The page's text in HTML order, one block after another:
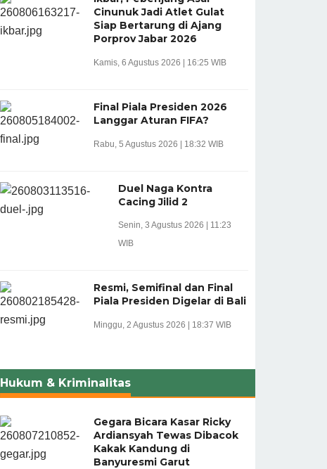
Cinunuk Jadi Atlet Gulat
Siap Bertarung di Ajang
Porprov Jabar 2026
Kamis, 6 Agustus 2026 | 16:25 WIB
Final Piala Presiden 2026
Langgar Aturan FIFA?
Rabu, 5 Agustus 2026 | 18:32 WIB
Duel Naga Kontra
Cacing Jilid 2
Senin, 3 Agustus 2026 | 11:23
WIB
Resmi, Semifinal dan Final
Piala Presiden Digelar di Bali
Minggu, 2 Agustus 2026 | 18:37 WIB
Hukum & Kriminalitas
Gegara Bicara Kasar Ricky
Ardiansyah Tewas Dibacok
Kakak Kandung di
Banyuresmi Garut